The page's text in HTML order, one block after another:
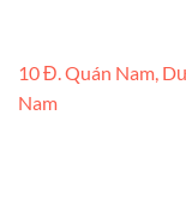
10 Đ. Quán Nam,
Nam